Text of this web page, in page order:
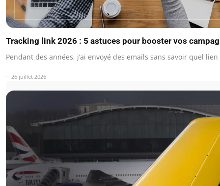
Tracking link 2026 : 5 astuces pour booster vos
Pendant des années, j’ai envoyé des emails sans savoir quel
26 juillet 2026